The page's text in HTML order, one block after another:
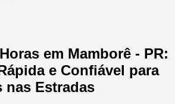
em Mamborê - PR:
e Confiável para
nas Estradas